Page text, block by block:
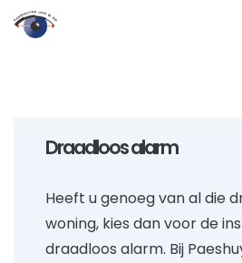
Draadloos alarm
Heeft u genoeg van al die
woning, kies dan voor de
draadloos alarm. Bij